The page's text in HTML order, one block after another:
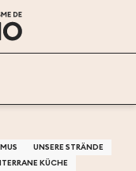
UNSERE STRÄNDE
KÜCHE